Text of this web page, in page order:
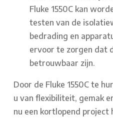
Fluke 1550C kan
testen van de
bedrading en
ervoor te zorgen dat
betrouwbaar zijn.
Door de Fluke 1550C te
u van flexibiliteit, gemak
nu een kortlopend project